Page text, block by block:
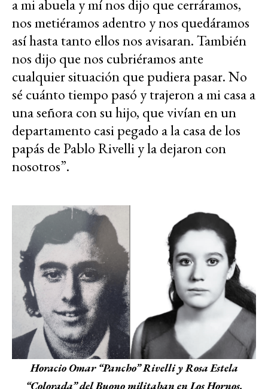
a mi abuela y mí nos dijo que cerráramos,
nos metiéramos adentro y nos quedáramos
así hasta tanto ellos nos avisaran. También
nos dijo que nos cubriéramos ante
cualquier situación que pudiera pasar. No
sé cuánto tiempo pasó y trajeron a mi casa a
una señora con su hijo, que vivían en un
departamento casi pegado a la casa de los
papás de Pablo Rivelli y la dejaron con
nosotros”.
Horacio Omar “Pancho” Rivelli y Rosa Estela
“Colorada” del Buono militaban en Los Hornos.